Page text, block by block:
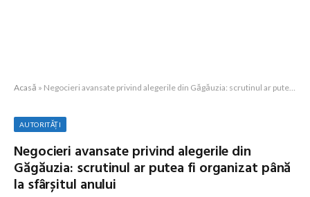
Acasă » Negocieri avansate privind alegerile din Găgăuzia: scrutinul ar putea fi organizat până la sfârșitul anului
AUTORITĂȚI
Negocieri avansate privind alegerile din
Găgăuzia: scrutinul ar putea fi organizat până
la sfârșitul anului